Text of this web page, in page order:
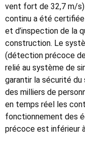
vent fort de 32,7 m/
continu a été certifiée
et d’inspection de la
construction. Le
(détection précoce
relié au système de
garantir la sécurité
des milliers de
en temps réel les
fonctionnement des
précoce est inférieur